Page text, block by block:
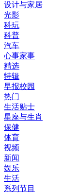
设计与家居
光影
科玩
科普
汽车
心事家事
精选
特辑
早报校园
热门
生活贴士
星座与生肖
保健
体育
视频
新闻
娱乐
生活
系列节目